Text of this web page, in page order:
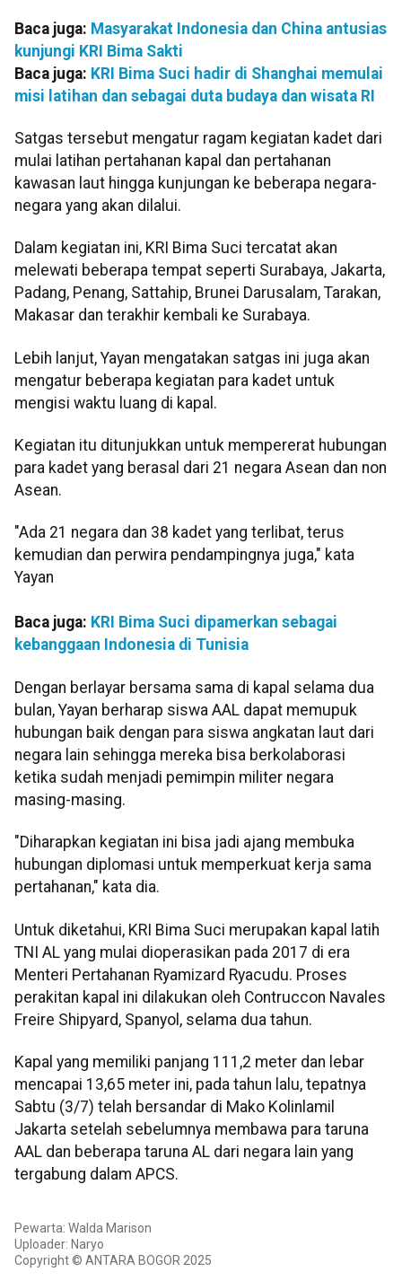
Baca juga: Masyarakat Indonesia dan China antusias
kunjungi KRI Bima Sakti
Baca juga: KRI Bima Suci hadir di Shanghai memulai
misi latihan dan sebagai duta budaya dan wisata RI
Satgas tersebut mengatur ragam kegiatan kadet dari
mulai latihan pertahanan kapal dan pertahanan
kawasan laut hingga kunjungan ke beberapa negara-
negara yang akan dilalui.
Dalam kegiatan ini, KRI Bima Suci tercatat akan
melewati beberapa tempat seperti Surabaya, Jakarta,
Padang, Penang, Sattahip, Brunei Darusalam, Tarakan,
Makasar dan terakhir kembali ke Surabaya.
Lebih lanjut, Yayan mengatakan satgas ini juga akan
mengatur beberapa kegiatan para kadet untuk
mengisi waktu luang di kapal.
Kegiatan itu ditunjukkan untuk mempererat hubungan
para kadet yang berasal dari 21 negara Asean dan non
Asean.
"Ada 21 negara dan 38 kadet yang terlibat, terus
kemudian dan perwira pendampingnya juga," kata
Yayan
Baca juga: KRI Bima Suci dipamerkan sebagai
kebanggaan Indonesia di Tunisia
Dengan berlayar bersama sama di kapal selama dua
bulan, Yayan berharap siswa AAL dapat memupuk
hubungan baik dengan para siswa angkatan laut dari
negara lain sehingga mereka bisa berkolaborasi
ketika sudah menjadi pemimpin militer negara
masing-masing.
"Diharapkan kegiatan ini bisa jadi ajang membuka
hubungan diplomasi untuk memperkuat kerja sama
pertahanan," kata dia.
Untuk diketahui, KRI Bima Suci merupakan kapal latih
TNI AL yang mulai dioperasikan pada 2017 di era
Menteri Pertahanan Ryamizard Ryacudu. Proses
perakitan kapal ini dilakukan oleh Contruccon Navales
Freire Shipyard, Spanyol, selama dua tahun.
Kapal yang memiliki panjang 111,2 meter dan lebar
mencapai 13,65 meter ini, pada tahun lalu, tepatnya
Sabtu (3/7) telah bersandar di Mako Kolinlamil
Jakarta setelah sebelumnya membawa para taruna
AAL dan beberapa taruna AL dari negara lain yang
tergabung dalam APCS.
Pewarta: Walda Marison
Uploader: Naryo
Copyright © ANTARA BOGOR 2025